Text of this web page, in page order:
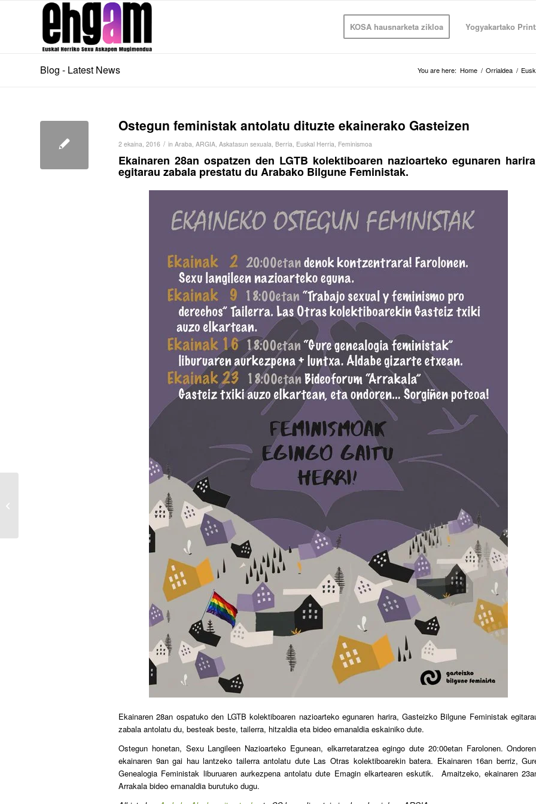
KOSA hausnarketa zikloa Yogyakartako
Blog - Latest News You are here: Home / Orrialdea /
Ostegun feministak antolatu dituzte ekainerako Gasteizen
2 ekaina, 2016 / in Araba, ARGIA, Askatasun sexuala, Berria, Euskal Herria, Feminismoa
Ekainaren 28an ospatzen den LGTB kolektiboaren nazioarteko egunaren
egitarau zabala prestatu du Arabako Bilgune Feministak.
Ekainaren 28an ospatuko den LGTB kolektiboaren nazioarteko egunaren harira, Gasteizko Bilgune Feministak
zabala antolatu du, besteak beste, tailerra, hitzaldia eta bideo emanaldia eskainiko dute.
Ostegun honetan, Sexu Langileen Nazioarteko Egunean, elkarretaratzea egingo dute 20:00etan Farolonen.
ekainaren 9an gai hau lantzeko tailerra antolatu dute Las Otras kolektiboarekin batera. Ekainaren 16an berriz,
Genealogia Feministak liburuaren aurkezpena antolatu dute Emagin elkartearen eskutik. Amaitzeko, ekainaren
Arrakala bideo emanaldia burutuko dugu.